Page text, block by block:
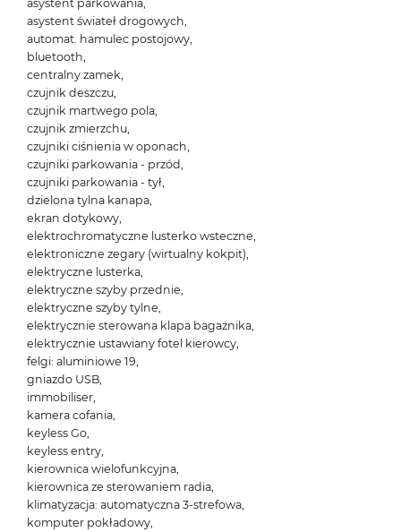
asystent parkowania,
asystent świateł drogowych,
automat. hamulec postojowy,
bluetooth,
centralny zamek,
czujnik deszczu,
czujnik martwego pola,
czujnik zmierzchu,
czujniki ciśnienia w oponach,
czujniki parkowania - przód,
czujniki parkowania - tył,
dzielona tylna kanapa,
ekran dotykowy,
elektrochromatyczne lusterko wsteczne,
elektroniczne zegary (wirtualny kokpit),
elektryczne lusterka,
elektryczne szyby przednie,
elektryczne szyby tylne,
elektrycznie sterowana klapa bagażnika,
elektrycznie ustawiany fotel kierowcy,
felgi: aluminiowe 19,
gniazdo USB,
immobiliser,
kamera cofania,
keyless Go,
keyless entry,
kierownica wielofunkcyjna,
kierownica ze sterowaniem radia,
klimatyzacja: automatyczna 3-strefowa,
komputer pokładowy,